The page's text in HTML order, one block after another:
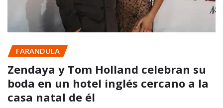
FARANDULA
Zendaya y Tom Holland celebran su
boda en un hotel inglés cercano a la
casa natal de él